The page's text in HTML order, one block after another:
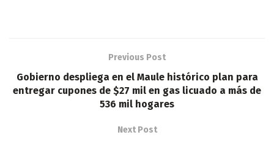
Previous Post
Gobierno despliega en el Maule histórico plan para
entregar cupones de $27 mil en gas licuado a más de
536 mil hogares
Next Post